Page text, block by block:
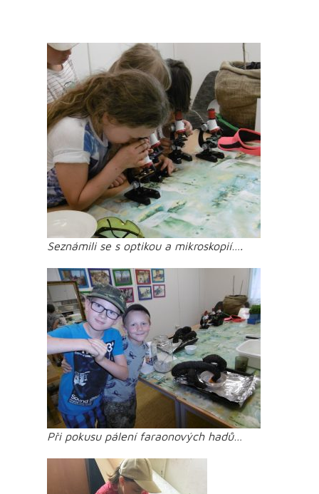
Seznámili se s optikou a mikroskopií….
Při pokusu pálení faraonových hadů…